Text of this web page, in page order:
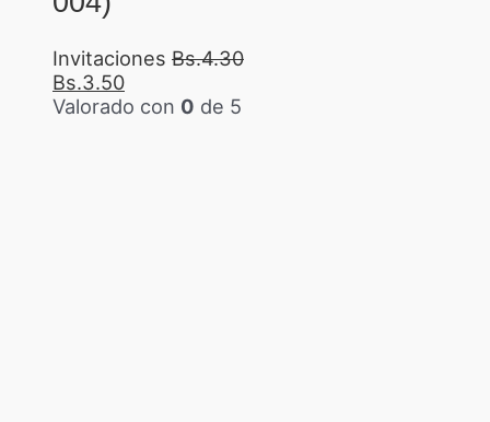
Invitaciones Bs.4.30
Bs.3.50
Valorado con 0 de 5